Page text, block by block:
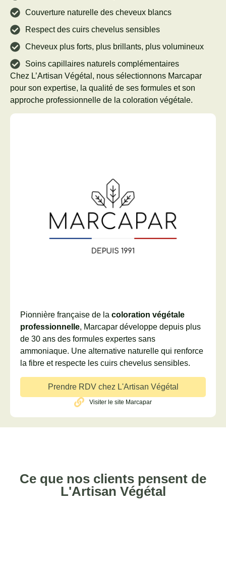
Couverture naturelle des cheveux blancs
Respect des cuirs chevelus sensibles
Cheveux plus forts, plus brillants, plus volumineux
Soins capillaires naturels complémentaires
Chez L’Artisan Végétal, nous sélectionnons Marcapar
pour son expertise, la qualité de ses formules et son
approche professionnelle de la coloration végétale.
Pionnière française de la coloration végétale
professionnelle, Marcapar développe depuis plus
de 30 ans des formules expertes sans
ammoniaque. Une alternative naturelle qui renforce
la fibre et respecte les cuirs chevelus sensibles.
Prendre RDV chez L'Artisan Végétal
Visiter le site Marcapar
Ce que nos clients pensent de
L'Artisan Végétal